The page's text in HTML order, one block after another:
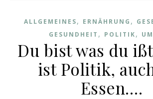
ALLGEMEINES, ERNÄHRUNG ,
GESUNDHEIT , POLITIK,
Du bist was du
ist Politik,
Essen….